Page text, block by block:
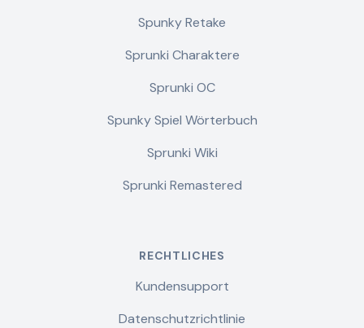
Spunky Retake
Sprunki Charaktere
Sprunki OC
Spunky Spiel Wörterbuch
Sprunki Wiki
Sprunki Remastered
RECHTLICHES
Kundensupport
Datenschutzrichtlinie